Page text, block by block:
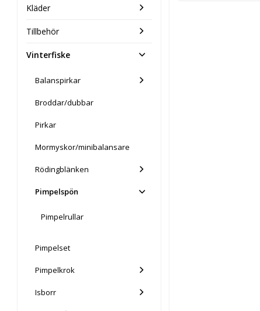
Kläder
Tillbehör
Vinterfiske
Balanspirkar
Broddar/dubbar
Pirkar
Mormyskor/minibalansare
Rödingblänken
Pimpelspön
Pimpelrullar
Pimpelset
Pimpelkrok
Isborr